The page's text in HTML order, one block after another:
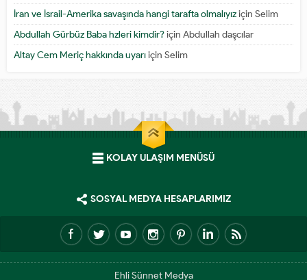
İran ve İsrail-Amerika savaşında hangi tarafta olmalıyıziçin Selim
Abdullah Gürbüz Baba hzleri kimdir?için Abdullah daşcılar
Altay Cem Meriç hakkında uyarıiçin Selim
KOLAY ULAŞIM MENÜSÜ
SOSYAL MEDYA HESAPLARIMIZ
Ehli Sünnet Medya